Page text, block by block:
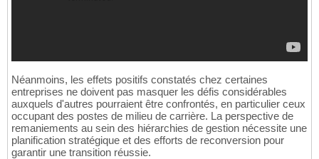
Néanmoins, les effets positifs constatés chez certaines
entreprises ne doivent pas masquer les défis considérables
auxquels d'autres pourraient être confrontés, en particulier ceux
occupant des postes de milieu de carrière. La perspective de
remaniements au sein des hiérarchies de gestion nécessite une
planification stratégique et des efforts de reconversion pour
garantir une transition réussie.